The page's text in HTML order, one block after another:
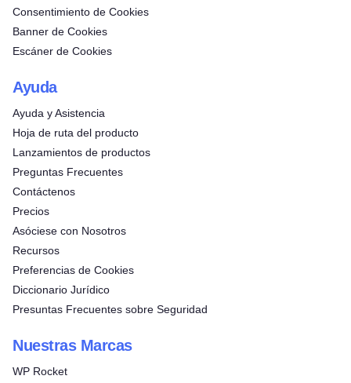
Consentimiento de Cookies
Banner de Cookies
Escáner de Cookies
Ayuda
Ayuda y Asistencia
Hoja de ruta del producto
Lanzamientos de productos
Preguntas Frecuentes
Contáctenos
Precios
Asóciese con Nosotros
Recursos
Preferencias de Cookies
Diccionario Jurídico
Presuntas Frecuentes sobre Seguridad
Nuestras Marcas
WP Rocket